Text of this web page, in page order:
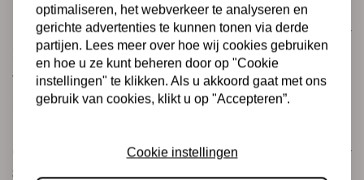
Klantenservice
Informatie
Verzending en retourneren
Betalingsmogelijkheden
Scrapbooking
optimaliseren, het webverkeer te analyseren en
gerichte advertenties te kunnen tonen via derde
partijen. Lees meer over hoe wij cookies gebruiken
en hoe u ze kunt beheren door op "Cookie
instellingen" te klikken. Als u akkoord gaat met ons
gebruik van cookies, klikt u op "Accepteren”.
Cookie instellingen